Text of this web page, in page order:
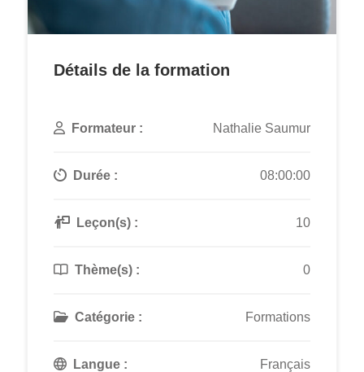
Détails de la formation
Formateur : Nathalie Saumur
Durée : 08:00:00
Leçon(s) : 10
Thème(s) : 0
Catégorie : Formations
Langue : Français